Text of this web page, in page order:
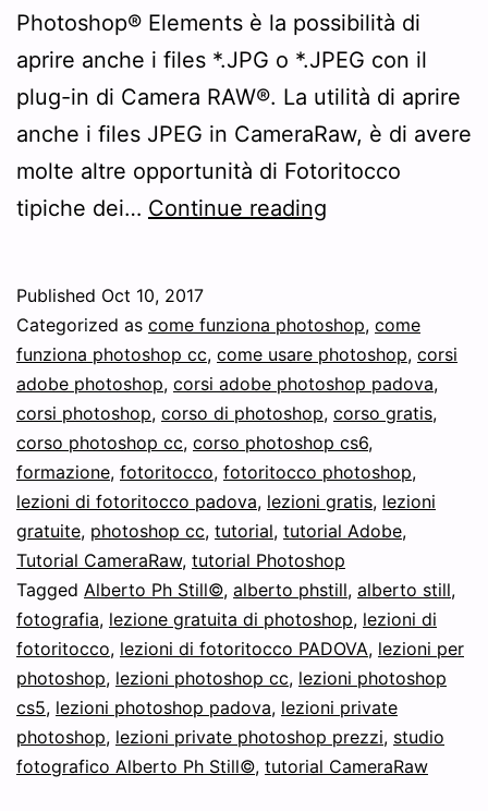
Photoshop® Elements è la possibilità di
aprire anche i files *.JPG o *.JPEG con il
plug-in di Camera RAW®. La utilità di aprire
anche i files JPEG in CameraRaw, è di avere
molte altre opportunità di Fotoritocco
tipiche dei… Continue reading
CameraRaw
anche
i
file
JPEG:
Tutorial
Gratuito
Published Oct 10, 2017
Categorized as come funziona photoshop, come
funziona photoshop cc, come usare photoshop, corsi
adobe photoshop, corsi adobe photoshop padova,
corsi photoshop, corso di photoshop, corso gratis,
corso photoshop cc, corso photoshop cs6,
formazione, fotoritocco, fotoritocco photoshop,
lezioni di fotoritocco padova, lezioni gratis, lezioni
gratuite, photoshop cc, tutorial, tutorial Adobe,
Tutorial CameraRaw, tutorial Photoshop
Tagged Alberto Ph Still©, alberto phstill, alberto still,
fotografia, lezione gratuita di photoshop, lezioni di
fotoritocco, lezioni di fotoritocco PADOVA, lezioni per
photoshop, lezioni photoshop cc, lezioni photoshop
cs5, lezioni photoshop padova, lezioni private
photoshop, lezioni private photoshop prezzi, studio
fotografico Alberto Ph Still©, tutorial CameraRaw